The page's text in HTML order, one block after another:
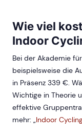
Wie viel
Indoor
Bei der Akademie
beispielsweise die
in Präsenz 339 €.
Wichtige in Theorie
effektive
mehr: „Indoor